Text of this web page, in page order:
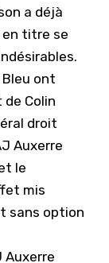
a déjà
en titre se
ont
Colin
droit
Auxerre
le
mis
sans option
Auxerre